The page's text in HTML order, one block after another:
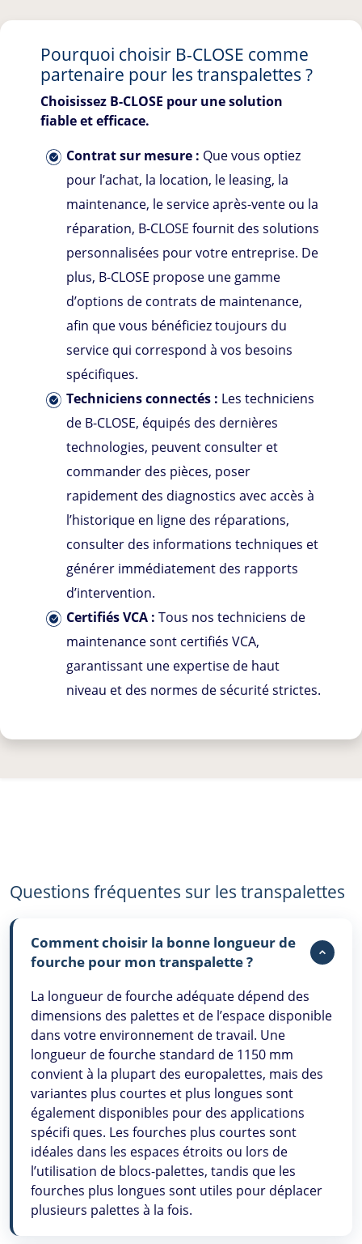
Pourquoi choisir B-CLOSE comme
partenaire pour les transpalettes ?
Choisissez B-CLOSE pour une solution
fiable et efficace.
Contrat sur mesure : Que vous optiez
pour l’achat, la location, le leasing, la
maintenance, le service après-vente ou la
réparation, B-CLOSE fournit des solutions
personnalisées pour votre entreprise. De
plus, B-CLOSE propose une gamme
d’options de contrats de maintenance,
afin que vous bénéficiez toujours du
service qui correspond à vos besoins
spécifiques.
Techniciens connectés : Les techniciens
de B-CLOSE, équipés des dernières
technologies, peuvent consulter et
commander des pièces, poser
rapidement des diagnostics avec accès à
l’historique en ligne des réparations,
consulter des informations techniques et
générer immédiatement des rapports
d’intervention.
Certifiés VCA : Tous nos techniciens de
maintenance sont certifiés VCA,
garantissant une expertise de haut
niveau et des normes de sécurité strictes.
Questions fréquentes sur les transpalettes
Comment choisir la bonne longueur de
fourche pour mon transpalette ?
La longueur de fourche adéquate dépend des
dimensions des palettes et de l’espace disponible
dans votre environnement de travail. Une
longueur de fourche standard de 1150 mm
convient à la plupart des europalettes, mais des
variantes plus courtes et plus longues sont
également disponibles pour des applications
spécifi ques. Les fourches plus courtes sont
idéales dans les espaces étroits ou lors de
l’utilisation de blocs-palettes, tandis que les
fourches plus longues sont utiles pour déplacer
plusieurs palettes à la fois.